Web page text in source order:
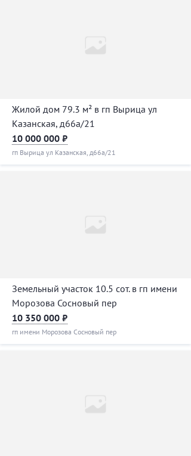
Жилой дом 79.3 м² в гп Вырица ул
Казанская, д66а/21
10 000 000 ₽
гп Вырица ул Казанская, д66а/21
Земельный участок 10.5 сот. в гп имени
Морозова Сосновый пер
10 350 000 ₽
гп имени Морозова Сосновый пер